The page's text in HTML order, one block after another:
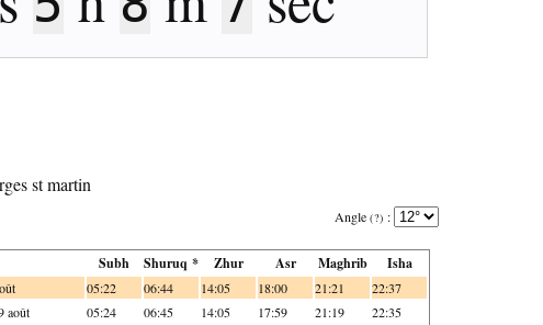
st martin
Angle (?) :
Subh Shuruq * Zhur Asr Maghrib Isha
05:22 06:44 14:05 18:00 21:21 22:37
août 05:24 06:45 14:05 17:59 21:19 22:35